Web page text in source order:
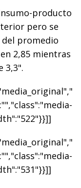
producto
pero se
promedio
2,85 mientras
3,3".